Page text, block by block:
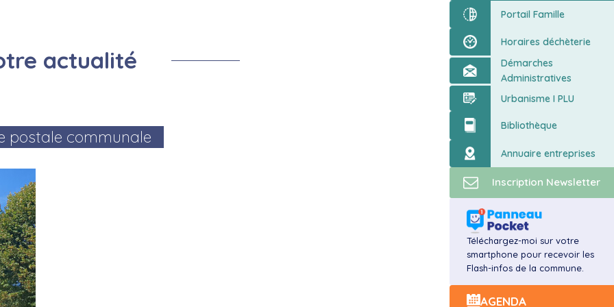
Portail Famille
Horaires déchèterie
Démarches
Administratives
Urbanisme I PLU
Bibliothèque
Annuaire entreprises
Inscription Newsletter
Téléchargez-moi sur votre
smartphone pour recevoir les
Flash-infos de la commune.
AGENDA
actualité
postale communale